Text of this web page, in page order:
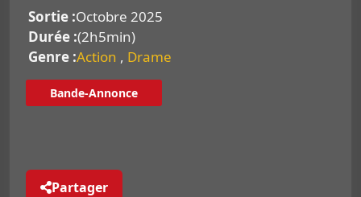
Sortie :Octobre 2025
Durée :(2h5min)
Genre :Action , Drame
Bande-Annonce
Partager